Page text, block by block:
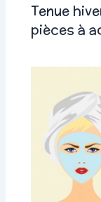
Tenue
pièces à